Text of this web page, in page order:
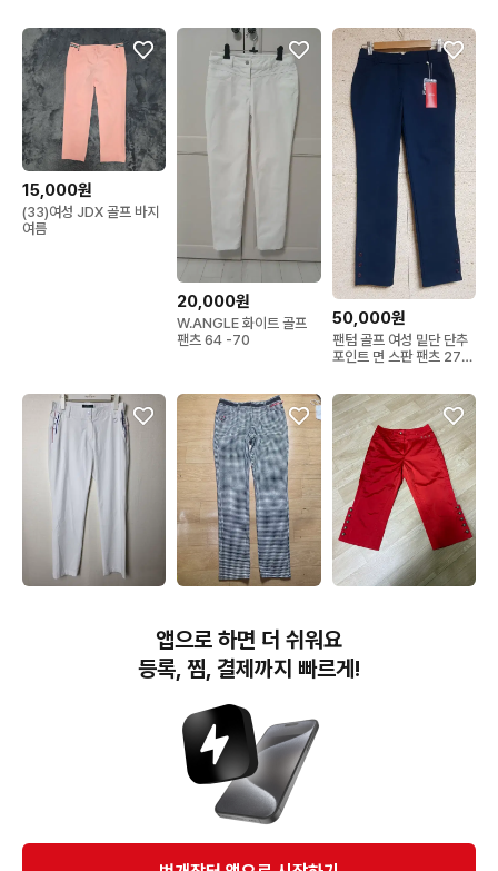
15,000원
(33)여성 JDX 골프 바지
여름
20,000원
W.ANGLE 화이트 골프
팬츠 64 -70
50,000원
팬텀 골프 여성 밑단 단추
포인트 면 스판 팬츠 27인
64판톰 블랙 여자골프웨
어 팬츠 .허리64.길이
90cm
프 바지 레드 67-92
번개장터(주) 사업자정보, 이용약관 및 기타 법적고지
번개장터㈜는 통신판매중개자이며, 통신판매의 당사자가 아닙니다. 전자상거래 등에서의
소비자보호에 관한 법률 등 관련 법령 및 번개장터㈜의 약관에 따라 상품, 상품정보, 거래에 관한 책임은
개별 판매자에게 귀속하고, 번개장터㈜는 원칙적으로 회원간 거래에 대하여 책임을 지지 않습니다.
다만, 번개장터㈜가 직접 판매하는 상품에 대한 책임은 번개장터㈜에게 귀속합니다.
앱으로 하면 더 쉬워요
등록, 찜, 결제까지 빠르게!